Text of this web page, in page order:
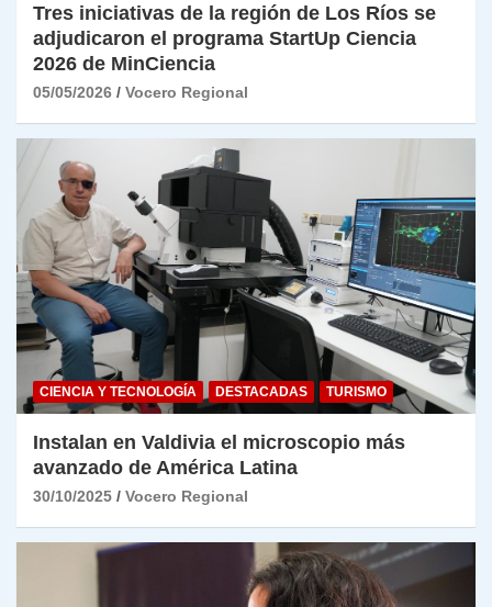
Tres iniciativas de la región de Los Ríos se
adjudicaron el programa StartUp Ciencia
2026 de MinCiencia
05/05/2026 Vocero Regional
CIENCIA Y TECNOLOGÍA DESTACADAS TURISMO
Instalan en Valdivia el microscopio más
avanzado de América Latina
30/10/2025 Vocero Regional